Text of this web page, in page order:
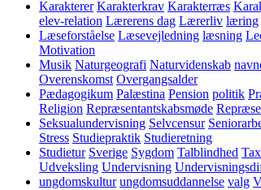
Karakterer Karakterkrav Karakterræs
elev-relation Lærerens dag Lærerliv læring
Læseforståelse Læsevejledning læsning
Motivation
Musik Naturgeografi Naturvidenskab
Overenskomst Overgangsalder
Pædagogikum Palæstina Pension politik
Religion Repræsentantskabsmøde
Seksualundervisning Selvcensur
Stress Studiepraktik Studieretning
Studietur Sverige Sygdom Talblindhed
Udveksling Undervisning
ungdomskultur ungdomsuddannelse valg